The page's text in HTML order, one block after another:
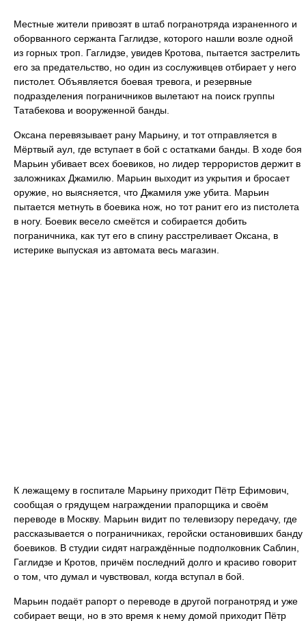
Местные жители привозят в штаб погранотряда израненного и
оборванного сержанта Гаглидзе, которого нашли возле одной
из горных троп. Гаглидзе, увидев Кротова, пытается застрелить
его за предательство, но один из сослуживцев отбирает у него
пистолет. Объявляется боевая тревога, и резервные
подразделения пограничников вылетают на поиск группы
Татабекова и вооруженной банды.
Оксана перевязывает рану Марьину, и тот отправляется в
Мёртвый аул, где вступает в бой с остатками банды. В ходе боя
Марьин убивает всех боевиков, но лидер террористов держит в
заложниках Джамилю. Марьин выходит из укрытия и бросает
оружие, но выясняется, что Джамиля уже убита. Марьин
пытается метнуть в боевика нож, но тот ранит его из пистолета
в ногу. Боевик весело смеётся и собирается добить
пограничника, как тут его в спину расстреливает Оксана, в
истерике выпуская из автомата весь магазин.
К лежащему в госпитале Марьину приходит Пётр Ефимович,
сообщая о грядущем награждении прапорщика и своём
переводе в Москву. Марьин видит по телевизору передачу, где
рассказывается о пограничниках, геройски остановивших банду
боевиков. В студии сидят награждённые подполковник Саблин,
Гаглидзе и Кротов, причём последний долго и красиво говорит
о том, что думал и чувствовал, когда вступал в бой.
Марьин подаёт рапорт о переводе в другой погранотряд и уже
собирает вещи, но в это время к нему домой приходит Пётр